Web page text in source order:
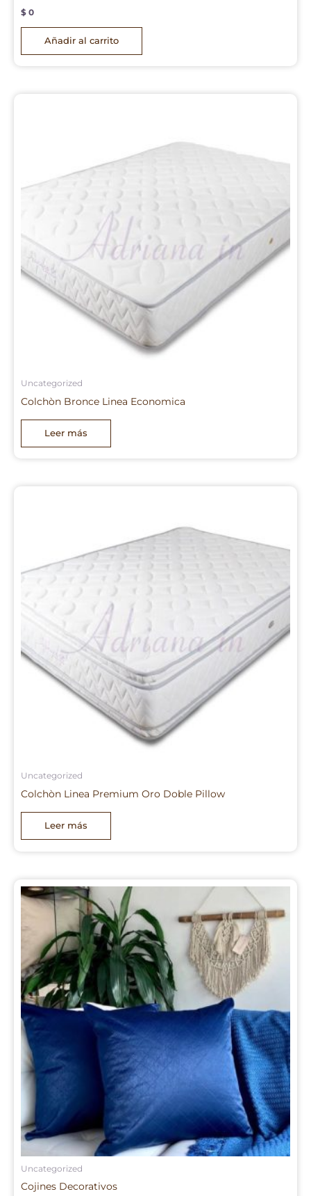
$ 0
Añadir al carrito
Uncategorized
Colchòn Bronce Linea Economica
Leer más
Uncategorized
Colchòn Linea Premium Oro Doble Pillow
Leer más
Uncategorized
Cojines Decorativos